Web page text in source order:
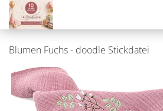
Blumen Fuchs - doodle Stickdatei